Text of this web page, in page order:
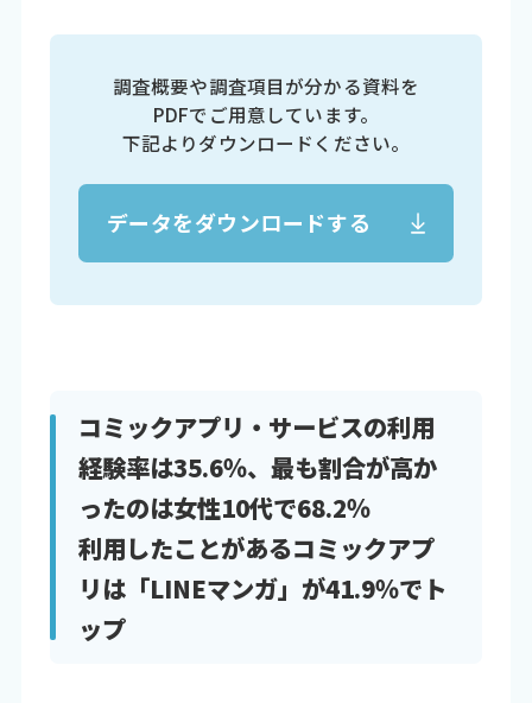
調査概要や調査項目が分かる資料を
PDFでご用意しています。
下記よりダウンロードください。
データをダウンロードする
コミックアプリ・サービスの利用
経験率は35.6％、最も割合が高か
ったのは女性10代で68.2％
利用したことがあるコミックアプ
リは「LINEマンガ」が41.9％でト
ップ